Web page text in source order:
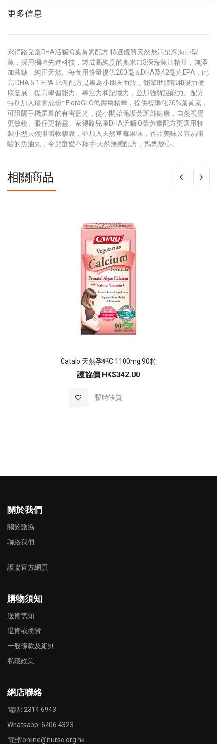
更多信息
家得路兒童DHA活腦IQ葉黃素配方 特選優質天然無污染深海小型
魚，採用獨特先進科技，製成高純度的奧米加3深海魚油精華，無添
加蔗糖，純正天然。每食用份量提供200毫克DHA及42毫克EPA，此
高 DHA 5:1 EPA 比例配方是專為小朋友而設，能幫助腦部和視力健
康發展，提高學習能力、專注力和記憶力，並加強解謎能力。配方
特別加入珍貴成份™FloraGLO萬壽菊精華，提供標準化20%葉黃素，
可阻隔手機屏幕的有害藍光，從小開始保護黃斑部健康，自然視覺
更敏銳、眼仔更精靈。家得路兒童DHA活腦IQ葉黃素配方更選用特
製小型天然咀嚼軟膠囊，並加入天然草莓果味，香甜美味又容易咀
嚼的魚油丸，令兒童愛不釋手!天然無糖配方，媽媽放心。
相關商品
Catalo 天然孕鈣C 1100mg 90粒
護協價 HK$342.00
暫時缺貨
加入至願望清單
關於我們
關於護協
聯絡我們
護協官方網頁
購物須知
送貨需知
退貨或換貨
一般條款及細則
私隱政策
網店聯絡
電話: 2314 6943
Whatsapp: 6206 4323
電郵:online@nurse.org.hk